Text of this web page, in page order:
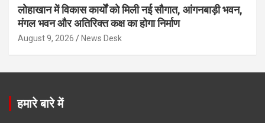
लोहाखान में विकास कार्यों को मिली नई सौगात, आंगनबाड़ी भवन,
मंगल भवन और अतिरिक्त कक्ष का होगा निर्माण
August 9, 2026 News Desk
हमारे बारे में